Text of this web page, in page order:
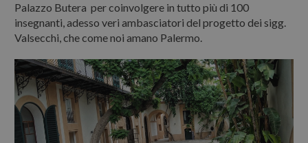
Palazzo Butera per coinvolgere in tutto più di 100
insegnanti, adesso veri ambasciatori del progetto dei sigg.
Valsecchi, che come noi amano Palermo.